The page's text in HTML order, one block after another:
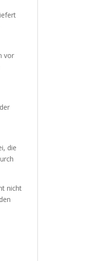
vor
die
nicht